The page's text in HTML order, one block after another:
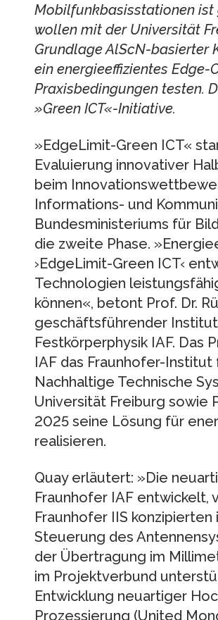
Mobilfunkbasisstationen ist
wollen mit der Universität
Grundlage AlScN-basierter
ein energieeffizientes
Praxisbedingungen testen.
»Green ICT«-Initiative.
»EdgeLimit-Green ICT«
Evaluierung innovativer
beim
Informations- und
Bundesministeriums für
die zweite Phase.
›EdgeLimit-Green ICT‹
Technologien
können«, betont Prof. Dr.
geschäftsführender
Festkörperphysik IAF. Das
IAF das Fraunhofer-
Nachhaltige Technische
Universität Freiburg sowie
2025 seine Lösung für
realisieren.
Quay erläutert: »Die
Fraunhofer IAF entwickelt,
Fraunhofer IIS
Steuerung des
der Übertragung im
im Projektverbund
Entwicklung neuartiger
Prozessierung (United